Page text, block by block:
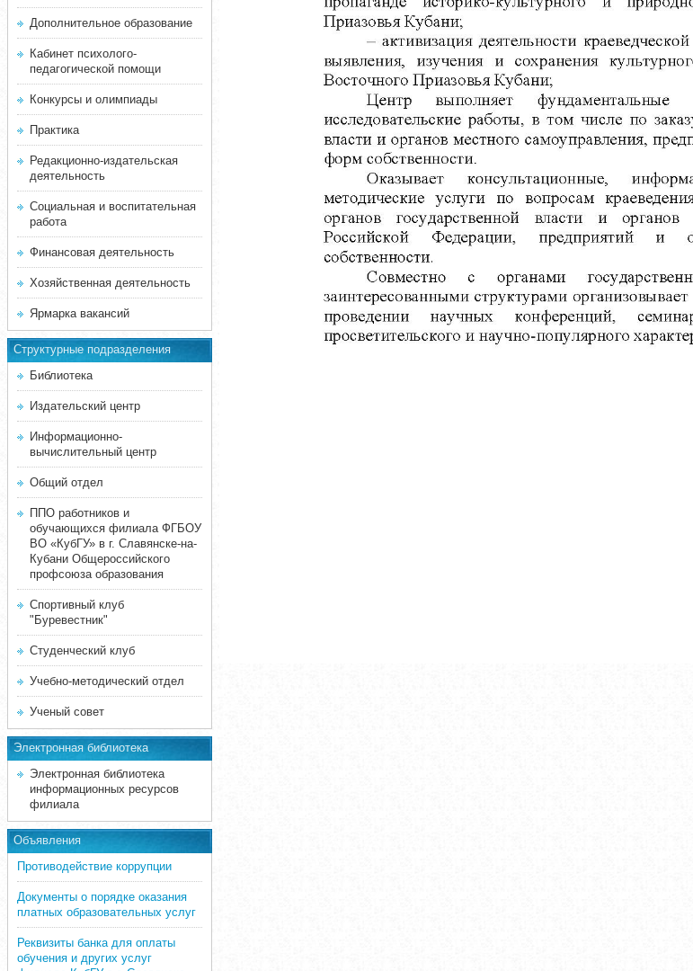
Дополнительное образование
Кабинет психолого-
педагогической помощи
Конкурсы и олимпиады
Практика
Редакционно-издательская
деятельность
Социальная и воспитательная
работа
Финансовая деятельность
Хозяйственная деятельность
Ярмарка вакансий
Структурные подразделения
Библиотека
Издательский центр
Информационно-
вычислительный центр
Общий отдел
ППО работников и
обучающихся филиала ФГБОУ
ВО «КубГУ» в г. Славянске-на-
Кубани Общероссийского
профсоюза образования
Спортивный клуб
"Буревестник"
Студенческий клуб
Учебно-методический отдел
Ученый совет
Электронная библиотека
Электронная библиотека
информационных ресурсов
филиала
Объявления
Противодействие коррупции
Документы о порядке оказания
платных образовательных услуг
Реквизиты банка для оплаты
обучения и других услуг